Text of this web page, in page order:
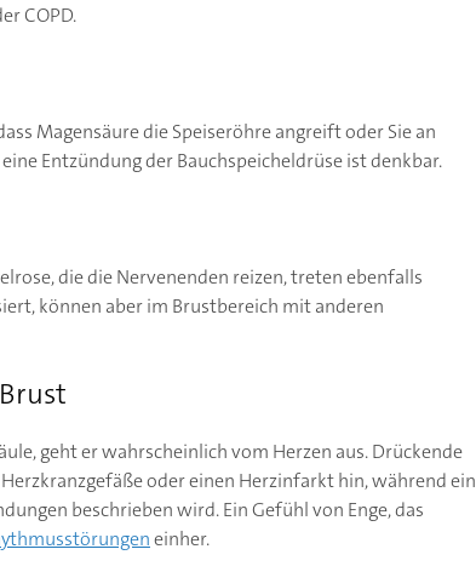
COPD.
Magensäure die Speiseröhre angreift oder Sie an
Entzündung der Bauchspeicheldrüse ist denkbar.
die die Nervenenden reizen, treten ebenfalls
können aber im Brustbereich mit anderen
geht er wahrscheinlich vom Herzen aus. Drückende
oder einen Herzinfarkt hin, während ein
beschrieben wird. Ein Gefühl von Enge, das
einher.